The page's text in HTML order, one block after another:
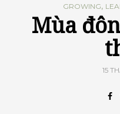
GROWING,
Mùa
15